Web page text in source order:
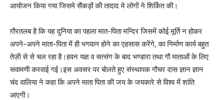
आयोजन किया गया जिसमे सैंकड़ों की तादाद मे लोगों ने शिर्कित की।
ग़ौरतलब है कि यह दुनिया का पहला मात-पिता मन्दिर जिसमें कोई मूर्ति न होकर
अपने-अपने माता-पिता में ही भगवान होने का एहसास करेंगे, का निर्माण कार्य बहुत
तेज़ी से से चल रहा है।हवन यज्ञ व सत्संग के बाद भण्डारा तथा गौ माताओं के लिए
सवामणी करवाई गई।इस अवसर पर बोलते हुए संस्थापक गौचर दास ज्ञान ज्ञान
चंद वालिया ने कहा कि अपने माता पिता की जय के जयकारे से विश्व में शांति
आएगी।